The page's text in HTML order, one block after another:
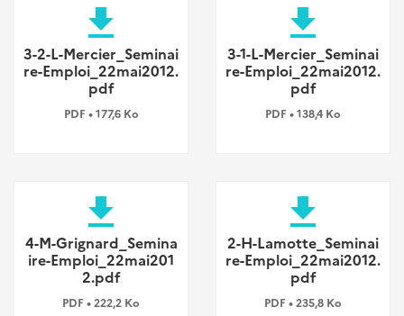
file_download
3-2-L-Mercier_Seminai
re-Emploi_22mai2012.
pdf
PDF • 177,6 Ko
file_download
3-1-L-Mercier_Seminai
re-Emploi_22mai2012.
pdf
PDF • 138,4 Ko
file_download
4-M-Grignard_Semina
ire-Emploi_22mai201
2.pdf
PDF • 222,2 Ko
file_download
2-H-Lamotte_Seminai
re-Emploi_22mai2012.
pdf
PDF • 235,8 Ko